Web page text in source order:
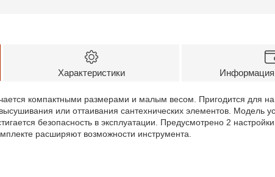
Характеристики Информация
компактными размерами и малым весом. Пригодится для
или оттаивания сантехнических элементов. Модель
безопасность в эксплуатации. Предусмотрено 2
расширяют возможности инструмента.